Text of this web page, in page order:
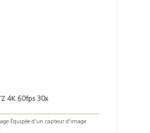
4K 60fps 30x
Équipée d'un capteur d'image